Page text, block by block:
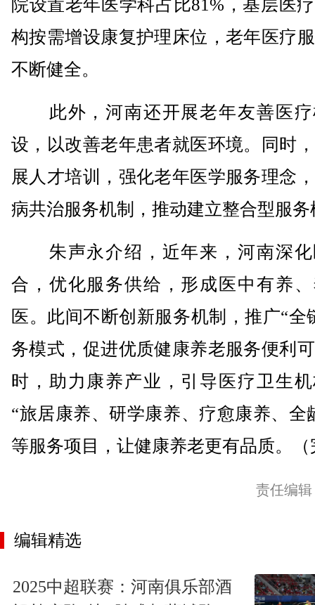
院设置老年医学科占比81%，基层医
构按需增设康复护理床位，老年医疗
不断健全。
此外，河南还开展老年友善医疗
设，以改善老年患者就医环境。同时
展人才培训，强化老年医学服务理念
病共治服务机制，推动建立整合型服务
朱声永介绍，近年来，河南深化
合，优化服务供给，形成医中有养
医。此间不断创新服务机制，推广“全
务模式，促进优质健康养老服务便利
时，助力康养产业，引导医疗卫生
“旅居康养、研学康养、疗愈康养、全
等服务项目，让健康养老更有品质。（
责任编
编辑精选
2025中超联赛：河南俱乐部酒